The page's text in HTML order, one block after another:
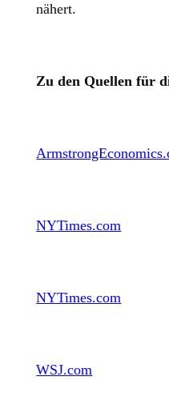
nähert.
Zu den Quellen für
NYTimes.com
NYTimes.com
WSJ.com